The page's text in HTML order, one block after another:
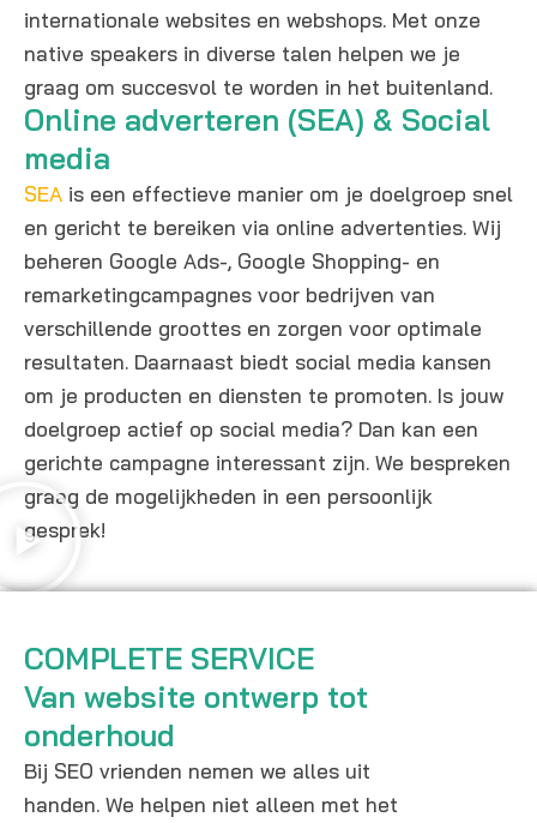
internationale websites en webshops. Met onze
native speakers in diverse talen helpen we je
graag om succesvol te worden in het buitenland.
Online adverteren (SEA) & Social
media
SEA is een effectieve manier om je doelgroep snel
en gericht te bereiken via online advertenties. Wij
beheren Google Ads-, Google Shopping- en
remarketingcampagnes voor bedrijven van
verschillende groottes en zorgen voor optimale
resultaten. Daarnaast biedt social media kansen
om je producten en diensten te promoten. Is jouw
doelgroep actief op social media? Dan kan een
gerichte campagne interessant zijn. We bespreken
graag de mogelijkheden in een persoonlijk
gesprek!
COMPLETE SERVICE
Van website ontwerp tot
onderhoud
Bij SEO vrienden nemen we alles uit
handen. We helpen niet alleen met het